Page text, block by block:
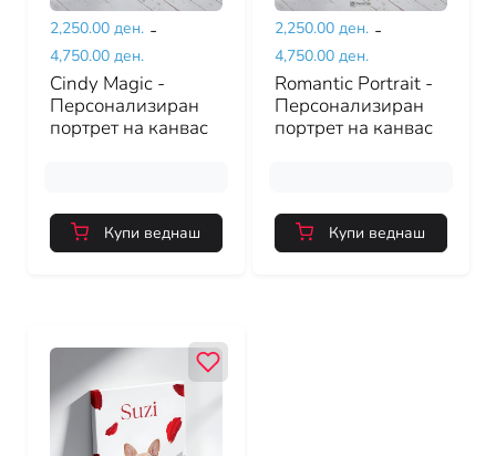
2,250.00 ден. -
4,750.00 ден.
Cindy Magic -
Персонализиран
портрет на канвас
Купи веднаш
2,250.00 ден. -
4,750.00 ден.
Romantic Portrait -
Персонализиран
портрет на канвас
Купи веднаш